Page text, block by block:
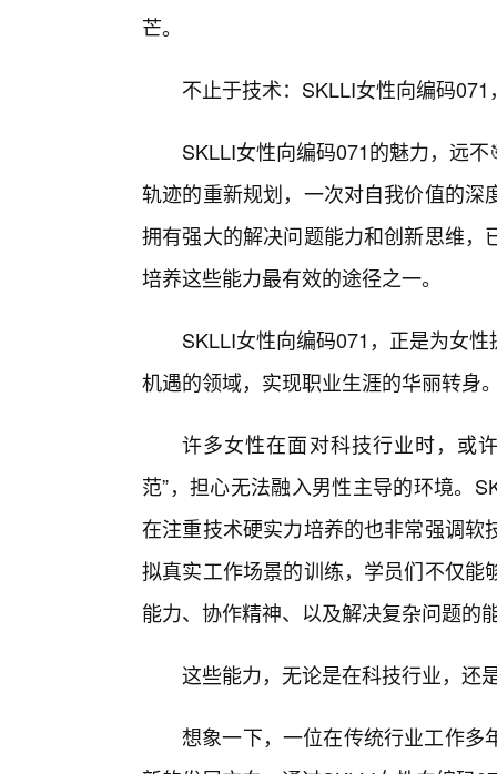
芒。
不止于技术：SKLLI女性向编码
SKLLI女性向编码071的魅力，远
轨迹的重新规划，一次对自我价值的
拥有强大的解决问题能力和创新思维
培养这些能力最有效的途径之一。
SKLLI女性向编码071，正是为女
机遇的领域，实现职业生涯的华丽转身
许多女性在面对科技行业时，或
范”，担心无法融入男性主导的环境。
在注重技术硬实力培养的也非常强调
拟真实工作场景的训练，学员们不仅
能力、协作精神、以及解决复杂问题的
这些能力，无论是在科技行业，还
想象一下，一位在传统行业工作多